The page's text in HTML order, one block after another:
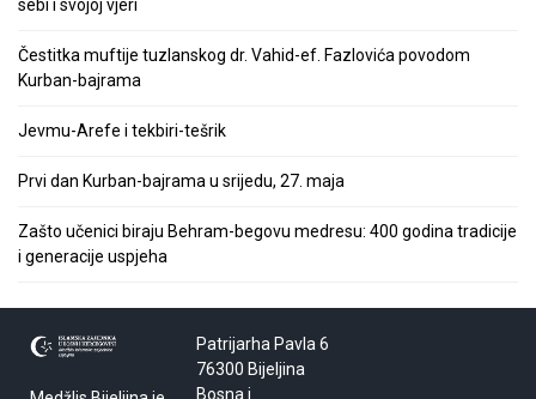
sebi i svojoj vjeri
Čestitka muftije tuzlanskog dr. Vahid-ef. Fazlovića povodom
Kurban-bajrama
Jevmu-Arefe i tekbiri-tešrik
Prvi dan Kurban-bajrama u srijedu, 27. maja
Zašto učenici biraju Behram-begovu medresu: 400 godina tradicije
i generacije uspjeha
Patrijarha Pavla 6
76300 Bijeljina
Bosna i